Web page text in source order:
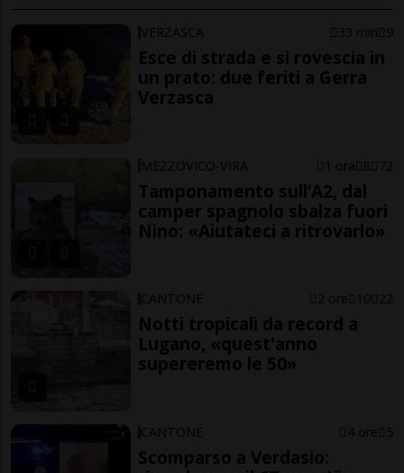
VERZASCA 33 min 9
Esce di strada e si rovescia in
un prato: due feriti a Gerra
Verzasca
MEZZOVICO-VIRA 1 ora 8 72
Tamponamento sull’A2, dal
camper spagnolo sbalza fuori
Nino: «Aiutateci a ritrovarlo»
CANTONE 2 ore 10 22
Notti tropicali da record a
Lugano, «quest'anno
supereremo le 50»
CANTONE 4 ore 5
Scomparso a Verdasio: